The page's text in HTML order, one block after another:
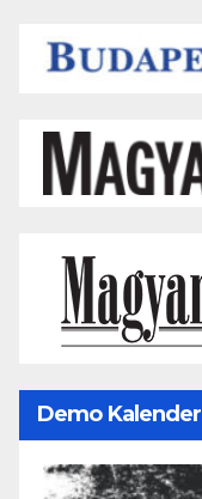
Demo Kalender